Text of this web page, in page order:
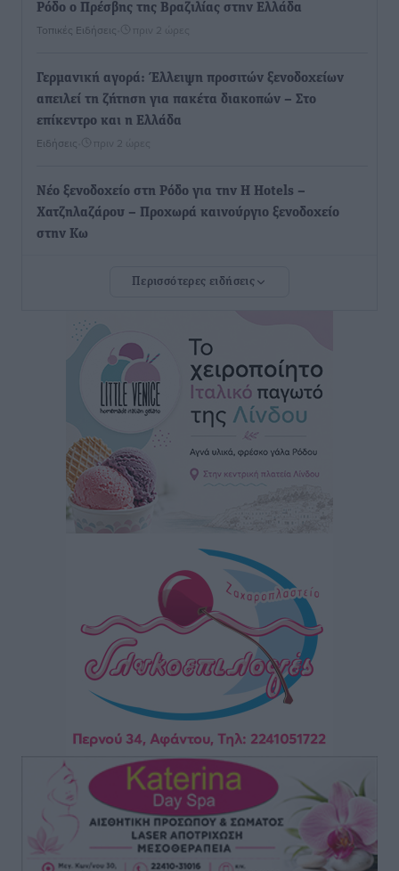
Ρόδο ο Πρέσβης της Βραζιλίας στην Ελλάδα
Τοπικές Ειδήσεις πριν 2 ώρες
Γερμανική αγορά: Έλλειψη προσιτών ξενοδοχείων
απειλεί τη ζήτηση για πακέτα διακοπών – Στο
επίκεντρο και η Ελλάδα
Ειδήσεις πριν 2 ώρες
Νέο ξενοδοχείο στη Ρόδο για την H Hotels –
Χατζηλαζάρου – Προχωρά καινούργιο ξενοδοχείο
στην Κω
Μαστιχάρι – Αναποδογύρισε όχημα με μητέρα και
5χρονο παιδί
Τοπικές Ειδήσεις πριν 3 ώρες
“Η Ευρώπη αντιμετώπιζε το προσφυγικό σαν ταινία
τρόμου” – Η συγκλονιστική μαρτυρία της Χαρούλας
Γιασιράνη στον RV για τα γεγονότα που οδήγησαν στο
Σύμφωνο της Λέρου
Τοπικές Ειδήσεις πριν 3 ώρες
Συναυλία με τον Γιάννη Κότσιρα στις 21 Αυγούστου
Έκτακτη συνεδρίαση της Δημοτικής Επιτροπής Ρόδου
αύριο Παρασκευή 7 Αυγούστου
Τοπικές Ειδήσεις• πριν 3 ώρες
ΑΕΡΑ: Δεν σταματάει να ενισχύεται, νέο απόκτημα ο
Μητρόπουλος
πριν 3 ώρες
Κλεάνθης: Δουλειές μετά ευχαριστιών στο γήπεδο,
ατομικό για δύο
Αθλητικά πριν 3 ώρες
Περισσότερες ειδήσεις